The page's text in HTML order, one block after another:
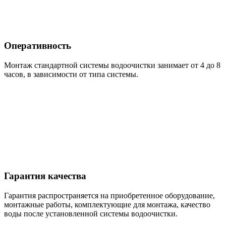
Оперативность
Монтаж стандартной системы водоочистки занимает от 4 до 8
часов, в зависимости от типа системы.
Гарантия качества
Гарантия распространяется на приобретенное оборудование,
монтажные работы, комплектующие для монтажа, качество
воды после установленной системы водоочистки.